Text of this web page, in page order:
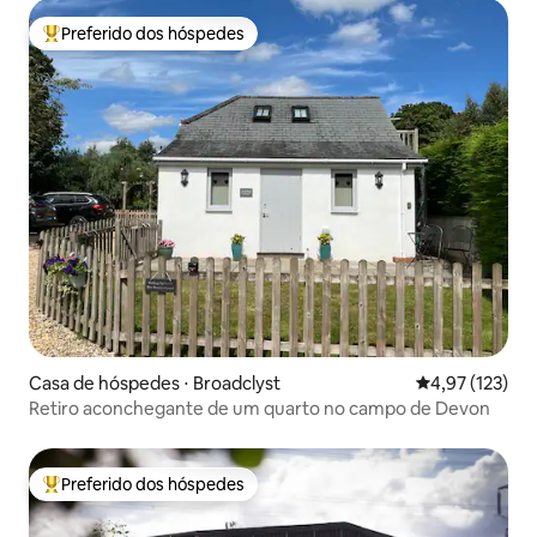
Entre os melhores preferidos dos hóspedes
Preferido dos hóspedes
Casa de hóspedes ⋅ Broadclyst 4,97 de uma
4,97 (123)
Retiro aconchegante de um quarto no campo de Devon
Entre os melhores preferidos dos hóspedes
Preferido dos hóspedes